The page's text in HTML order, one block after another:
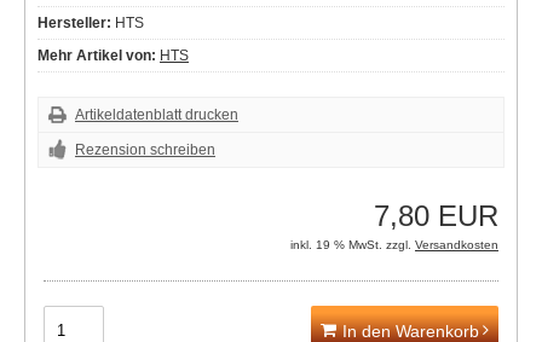
Hersteller: HTS
Mehr Artikel von: HTS
Artikeldatenblatt drucken
Rezension schreiben
7,80 EUR
inkl. 19 % MwSt. zzgl. Versandkosten
In den Warenkorb